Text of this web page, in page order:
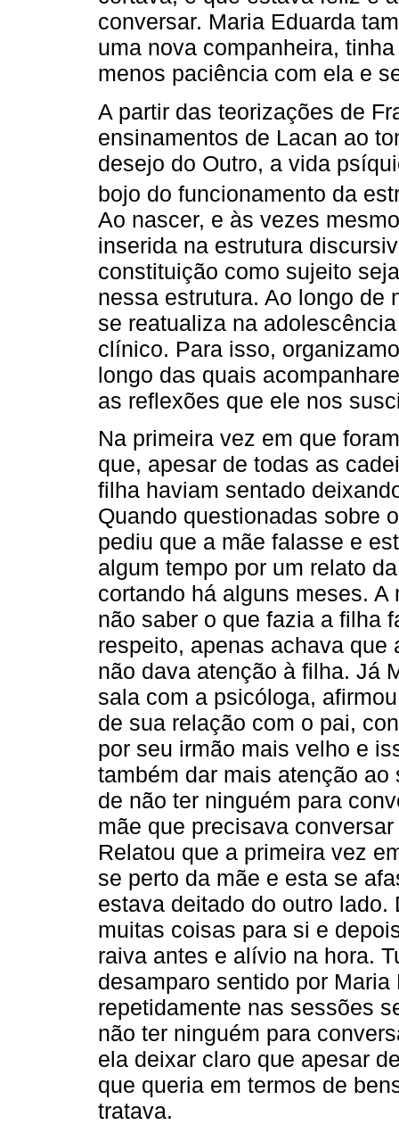
conversar. Maria Eduarda
uma nova companheira,
menos paciência com ela e
A partir das teorizações de
ensinamentos de Lacan ao
desejo do Outro, a vida
bojo do funcionamento da
Ao nascer, e às vezes
inserida na estrutura
constituição como sujeito
nessa estrutura. Ao longo de
se reatualiza na
clínico. Para isso,
longo das quais
as reflexões que ele nos
Na primeira vez em que
que, apesar de todas as
filha haviam sentado
Quando questionadas sobre
pediu que a mãe falasse e
algum tempo por um relato
cortando há alguns meses.
não saber o que fazia a filha
respeito, apenas achava que
não dava atenção à filha. Já
sala com a psicóloga,
de sua relação com o pai,
por seu irmão mais velho e
também dar mais atenção
de não ter ninguém para
mãe que precisava
Relatou que a primeira vez
se perto da mãe e esta se
estava deitado do outro
muitas coisas para si e
raiva antes e alívio na hora.
desamparo sentido por
repetidamente nas sessões
não ter ninguém para
ela deixar claro que apesar
que queria em termos de
tratava.